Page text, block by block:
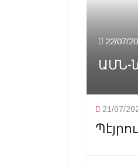
22/07/
ԱՄՆ-
21/07/